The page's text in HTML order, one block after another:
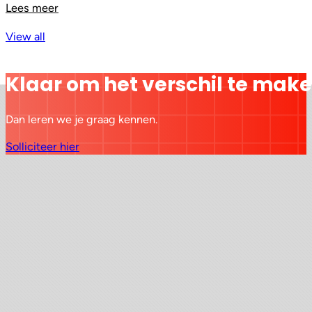
Lees meer
View all
Klaar om het verschil te
Dan leren we je graag kennen.
Solliciteer hier